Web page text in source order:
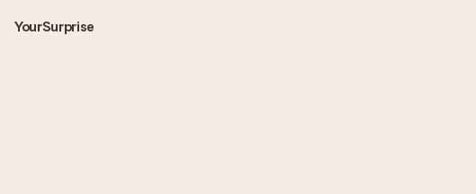
YourSurprise